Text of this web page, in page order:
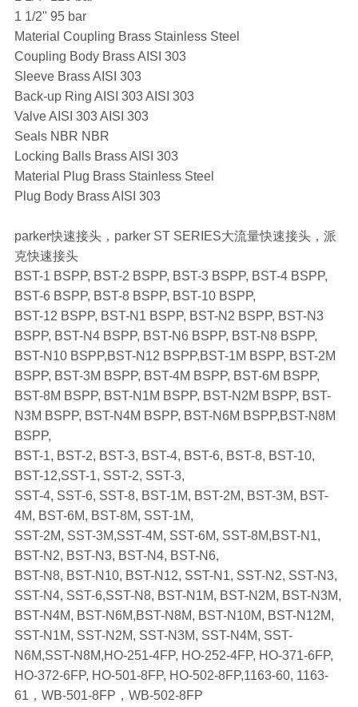
1 1/2" 95 bar
Material Coupling Brass Stainless Steel
Coupling Body Brass AISI 303
Sleeve Brass AISI 303
Back-up Ring AISI 303 AISI 303
Valve AISI 303 AISI 303
Seals NBR NBR
Locking Balls Brass AISI 303
Material Plug Brass Stainless Steel
Plug Body Brass AISI 303
parker快速接头，parker ST SERIES大流量快速接头，派
克快速接头
BST-1 BSPP, BST-2 BSPP, BST-3 BSPP, BST-4 BSPP,
BST-6 BSPP, BST-8 BSPP, BST-10 BSPP,
BST-12 BSPP, BST-N1 BSPP, BST-N2 BSPP, BST-N3
BSPP, BST-N4 BSPP, BST-N6 BSPP, BST-N8 BSPP,
BST-N10 BSPP,BST-N12 BSPP,BST-1M BSPP, BST-2M
BSPP, BST-3M BSPP, BST-4M BSPP, BST-6M BSPP,
BST-8M BSPP, BST-N1M BSPP, BST-N2M BSPP, BST-
N3M BSPP, BST-N4M BSPP, BST-N6M BSPP,BST-N8M
BSPP,
BST-1, BST-2, BST-3, BST-4, BST-6, BST-8, BST-10,
BST-12,SST-1, SST-2, SST-3,
SST-4, SST-6, SST-8, BST-1M, BST-2M, BST-3M, BST-
4M, BST-6M, BST-8M, SST-1M,
SST-2M, SST-3M,SST-4M, SST-6M, SST-8M,BST-N1,
BST-N2, BST-N3, BST-N4, BST-N6,
BST-N8, BST-N10, BST-N12, SST-N1, SST-N2, SST-N3,
SST-N4, SST-6,SST-N8, BST-N1M, BST-N2M, BST-N3M,
BST-N4M, BST-N6M,BST-N8M, BST-N10M, BST-N12M,
SST-N1M, SST-N2M, SST-N3M, SST-N4M, SST-
N6M,SST-N8M,HO-251-4FP, HO-252-4FP, HO-371-6FP,
HO-372-6FP, HO-501-8FP, HO-502-8FP,1163-60, 1163-
61，WB-501-8FP，WB-502-8FP